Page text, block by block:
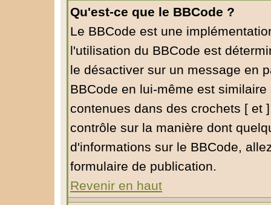
Qu'est-ce que le BBCode ?
Le BBCode est une
l'utilisation du BBCode est
le désactiver sur un message en
BBCode en lui-même est
contenues dans des crochets [ et
contrôle sur la manière dont
d'informations sur le BBCode,
formulaire de publication.
Revenir en haut